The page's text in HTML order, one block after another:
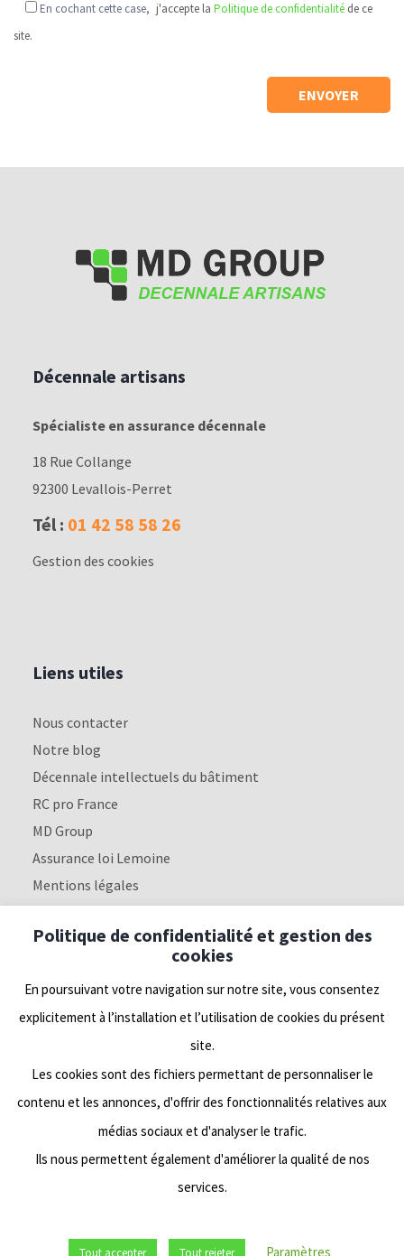
En cochant cette case, j'accepte la Politique de confidentialité de ce
site.
Décennale artisans
Spécialiste en assurance décennale
18 Rue Collange
92300 Levallois-Perret
Tél : 01 42 58 58 26
Gestion des cookies
Liens utiles
Nous contacter
Notre blog
Décennale intellectuels du bâtiment
RC pro France
MD Group
Assurance loi Lemoine
Mentions légales
Politique de confidentialité
Nous suivre
Facebook
Politique de confidentialité et gestion des
cookies
En poursuivant votre navigation sur notre site, vous consentez
explicitement à l’installation et l’utilisation de cookies du présent
site.
Les cookies sont des fichiers permettant de personnaliser le
contenu et les annonces, d'offrir des fonctionnalités relatives aux
médias sociaux et d'analyser le trafic.
Ils nous permettent également d'améliorer la qualité de nos
services.
Tout accepter Tout rejeter Paramètres